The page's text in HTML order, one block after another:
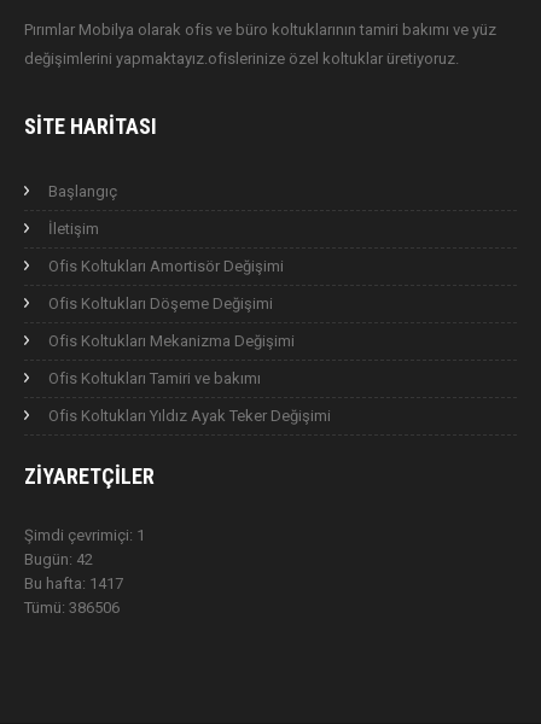
Pırımlar Mobilya olarak ofis ve büro koltuklarının tamiri bakımı ve yüz
değişimlerini yapmaktayız.ofislerinize özel koltuklar üretiyoruz.
SITE HARITASI
Başlangıç
İletişim
Ofis Koltukları Amortisör Değişimi
Ofis Koltukları Döşeme Değişimi
Ofis Koltukları Mekanizma Değişimi
Ofis Koltukları Tamiri ve bakımı
Ofis Koltukları Yıldız Ayak Teker Değişimi
ZIYARETÇILER
Şimdi çevrimiçi: 1
Bugün: 42
Bu hafta: 1417
Tümü: 386506